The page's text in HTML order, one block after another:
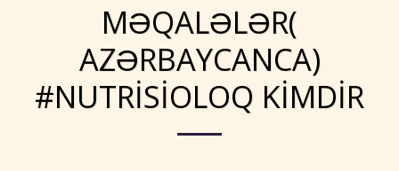
MƏQALƏLƏR(
AZƏRBAYCANCA)
#NUTRISIOLOQ KIMDIR